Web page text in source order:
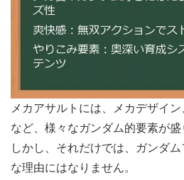
メカアサルトには、メカデザイ
など、様々なガンダム的要素が盛
しかし、それだけでは、ガンダ
な理由にはなりません。